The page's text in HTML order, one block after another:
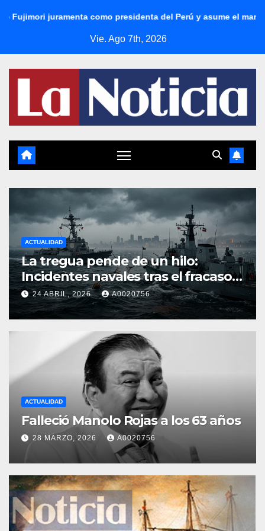
presidenta del Perú y asume el mando para el periodo
Vie. Ago 7th, 2026
ACTUALIDAD
La tregua pende de un hilo:
Incidentes navales tras el fracaso
de los diálogos en Islamabad
24 ABRIL, 2026 A0020756
ACTUALIDAD
Falleció Manolo Rojas a los 63 años
28 MARZO, 2026 A0020756